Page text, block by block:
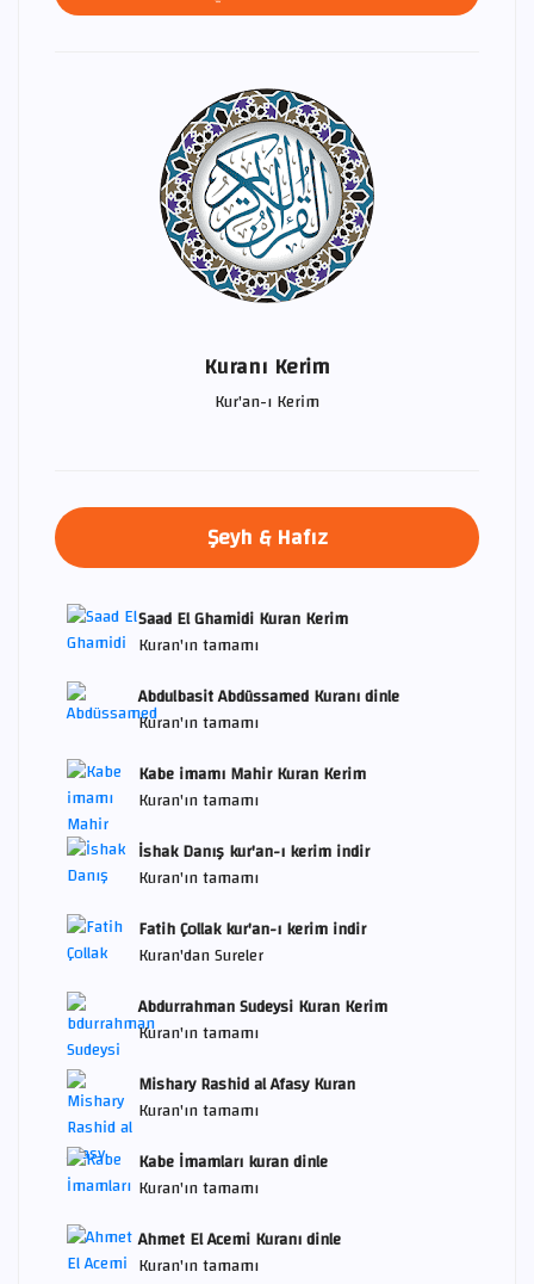
Kuranı Kerim
Kur'an-ı Kerim
Şeyh & Hafız
Saad El Ghamidi Kuran Kerim
Kuran'ın tamamı
Abdulbasit Abdüssamed Kuranı dinle
Kuran'ın tamamı
Kabe imamı Mahir Kuran Kerim
Kuran'ın tamamı
İshak Danış kur'an-ı kerim indir
Kuran'ın tamamı
Fatih Çollak kur'an-ı kerim indir
Kuran'dan Sureler
Abdurrahman Sudeysi Kuran Kerim
Kuran'ın tamamı
Mishary Rashid al Afasy Kuran
Kuran'ın tamamı
Kabe İmamları kuran dinle
Kuran'ın tamamı
Ahmet El Acemi Kuranı dinle
Kuran'ın tamamı